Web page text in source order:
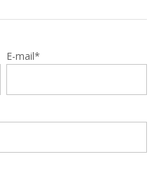
E-mail*